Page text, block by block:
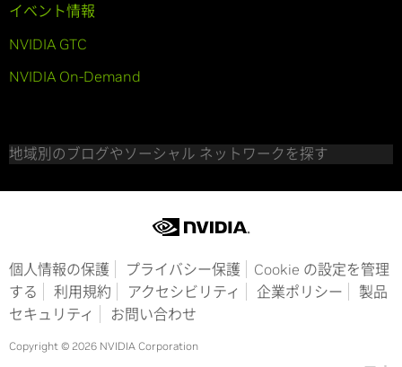
イベント情報
NVIDIA GTC
NVIDIA On-Demand
地域別のブログやソーシャル ネットワークを探す
個人情報の保護 プライバシー保護
Cookie の設定を管理
する
利用規約 アクセシビリティ 企業ポリシー
製品
セキュリティ
お問い合わせ
Copyright © 2026 NVIDIA Corporation